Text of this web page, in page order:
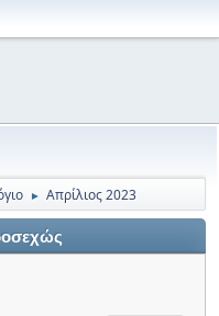
► Απρίλιος 2023